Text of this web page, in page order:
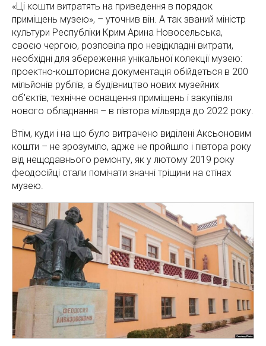
«Ці кошти витратять на приведення в порядок
приміщень музею», – уточнив він. А так званий міністр
культури Республіки Крим Арина Новосельська,
своєю чергою, розповіла про невідкладні витрати,
необхідні для збереження унікальної колекції музею:
проектно-кошторисна документація обійдеться в 200
мільйонів рублів, а будівництво нових музейних
об'єктів, технічне оснащення приміщень і закупівля
нового обладнання – в півтора мільярда до 2022 року.
Втім, куди і на що було витрачено виділені Аксьоновим
кошти – не зрозуміло, адже не пройшло і півтора року
від нещодавнього ремонту, як у лютому 2019 року
феодосійці стали помічати значні тріщини на стінах
музею.